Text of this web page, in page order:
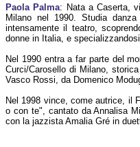
Paola Palma: Nata a Caserta,
Milano nel 1990. Studia
intensamente il teatro,
donne in Italia, e
Nel 1990 entra a far parte del
Curci/Carosello di Milano,
Vasco Rossi, da Domenico
Nel 1998 vince, come autrice, il
o con te", cantato da Annalisa
con la jazzista Amalia Gré in